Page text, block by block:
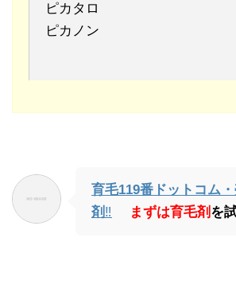
ピカタロ
ピカノン
育毛119番ドットコム
剤 ‼ まずは育毛剤 を